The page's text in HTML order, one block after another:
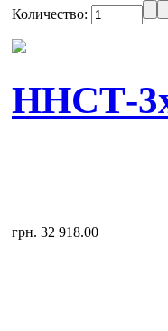
Количество:
ННСТ-
грн. 32 918.00